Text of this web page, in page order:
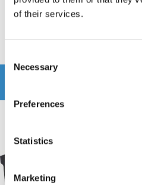
of their services.
Selection
Necessary
Preferences
Statistics
Marketing